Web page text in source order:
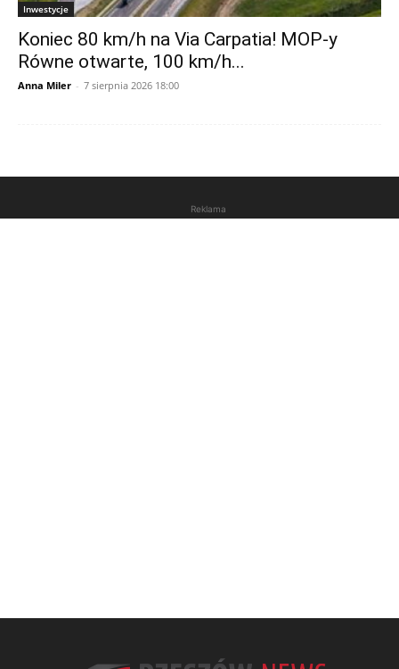
Inwestycje
Koniec 80 km/h na Via Carpatia! MOP-y
Równe otwarte, 100 km/h...
Anna Miler - 7 sierpnia 2026 18:00
Reklama